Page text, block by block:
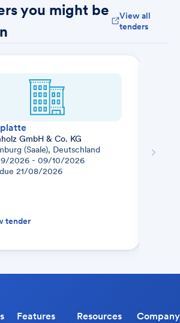
you might be
View all
tenders
GmbH & Co. KG
(Saale), Deutschland
2026 - 09/10/2026
21/08/2026
tender
Features Resources Company